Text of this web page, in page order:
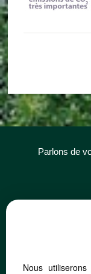
Parlons de
Nous